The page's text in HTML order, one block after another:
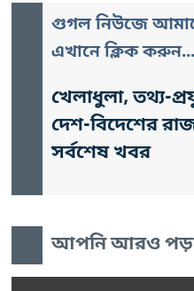
গুগল নিউজে
এখানে ক্লিক করুন...
খেলাধুলা, তথ্য-
দেশ-বিদেশের
সর্বশেষ খবর
আপনি আরও